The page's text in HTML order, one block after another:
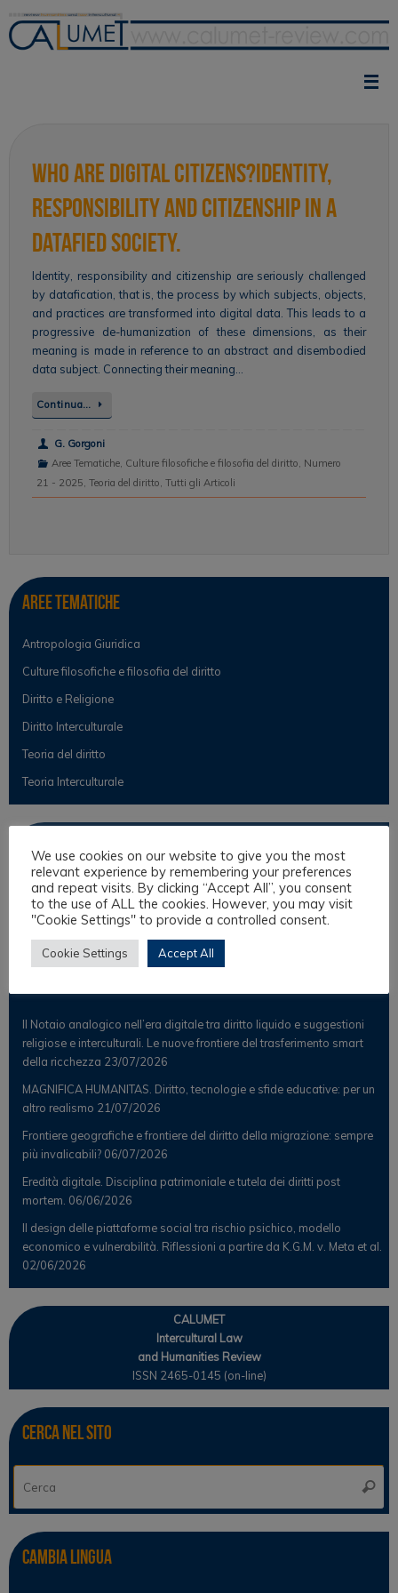
contenuto
Who are Digital Citizens?Identity,
Responsibility and Citizenship in a
Datafied Society.
Identity, responsibility and citizenship are seriously challenged
by datafication, that is, the process by which subjects, objects,
and practices are transformed into digital data. This leads to a
progressive de-humanization of these dimensions, as their
meaning is made in reference to an abstract and disembodied
data subject. Connecting their meaning…
Continua…
G. Gorgoni
Aree Tematiche, Culture filosofiche e filosofia del diritto, Numero
21 - 2025, Teoria del diritto, Tutti gli Articoli
Aree tematiche
Antropologia Giuridica
Culture filosofiche e filosofia del diritto
Diritto e Religione
Diritto Interculturale
Teoria del diritto
Teoria Interculturale
Osservatorio
Notizie
Osservatorio Scientifico
Il Notaio analogico nell’era digitale tra diritto liquido e suggestioni
religiose e interculturali. Le nuove frontiere del trasferimento smart
della ricchezza 23/07/2026
MAGNIFICA HUMANITAS. Diritto, tecnologie e sfide educative: per un
altro realismo 21/07/2026
Frontiere geografiche e frontiere del diritto della migrazione: sempre
più invalicabili? 06/07/2026
Eredità digitale. Disciplina patrimoniale e tutela dei diritti post
mortem. 06/06/2026
Il design delle piattaforme social tra rischio psichico, modello
economico e vulnerabilità. Riflessioni a partire da K.G.M. v. Meta et al.
02/06/2026
CALUMET
Intercultural Law
and Humanities Review
ISSN 2465-0145 (on-line)
Cerca nel sito
Cerca
Cambia lingua
We use cookies on our website to give you the most
relevant experience by remembering your preferences
and repeat visits. By clicking “Accept All”, you consent
to the use of ALL the cookies. However, you may visit
"Cookie Settings" to provide a controlled consent.
Cookie Settings Accept All